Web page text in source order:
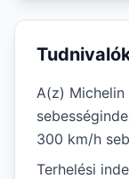
A(z)
300 km/h
Terhelési